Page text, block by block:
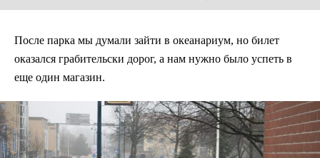
После парка мы думали зайти в океанариум, но билет
оказался грабительски дорог, а нам нужно было успеть в
еще один магазин.